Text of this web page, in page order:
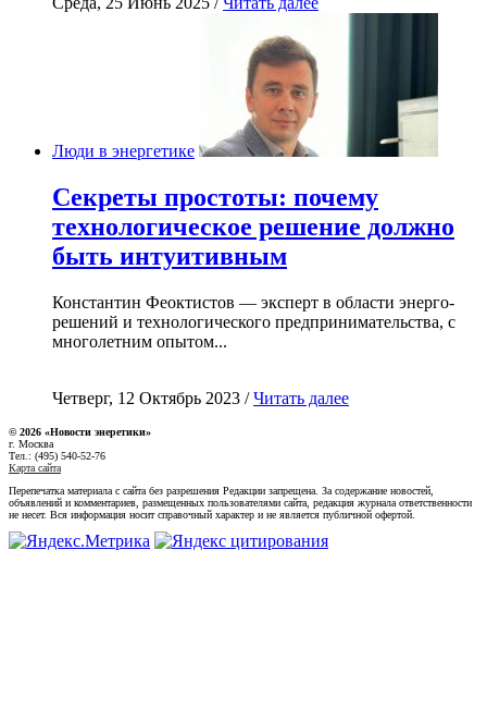
Люди в энергетике
Секреты простоты: почему
технологическое решение должно
быть интуитивным
Константин Феоктистов — эксперт в области энерго-
решений и технологического предпринимательства, с
многолетним опытом...
Четверг, 12 Октябрь 2023 /Читать далее
© 2026 «Новости энеретики»
г. Москва
Тел.: (495) 540-52-76
Карта сайта
Перепечатка материала с сайта без разрешения Редакции запрещена. За содержание новостей,
объявлений и комментариев, размещенных пользователями сайта, редакция журнала ответственности
не несет. Вся информация носит справочный характер и не является публичной офертой.